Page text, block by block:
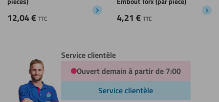
12,04€ TTC 4,21 € TTC
Service clientèle
Ouvert demain à partir de 7:00
Service clientèle